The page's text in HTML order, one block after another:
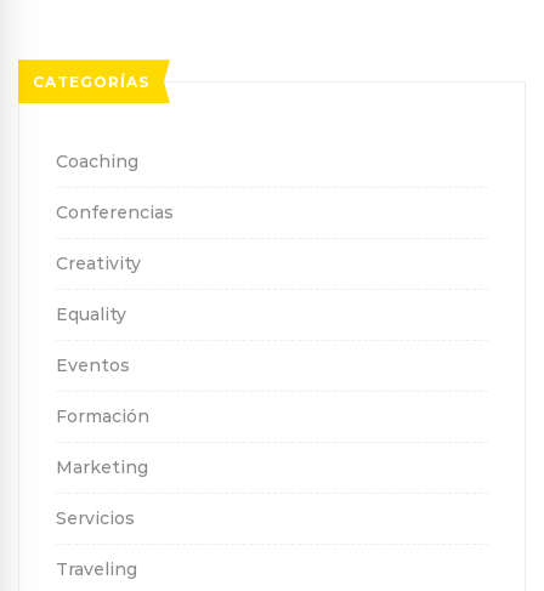
CATEGORÍAS
Coaching
Conferencias
Creativity
Equality
Eventos
Formación
Marketing
Servicios
Traveling